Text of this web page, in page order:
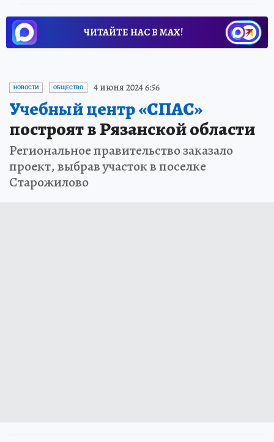
ЧИТАЙТЕ НАС В МАХ!
НОВОСТИ ОБЩЕСТВО 4 июня 2024 6:56
Учебный центр «СПАС»
построят в Рязанской области
Региональное правительство заказало
проект, выбрав участок в поселке
Старожилово